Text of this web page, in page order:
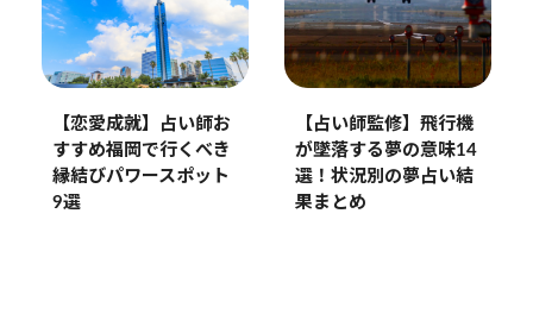
【恋愛成就】占い師お
すすめ福岡で行くべき
縁結びパワースポット
9選
【占い師監修】飛行機
が墜落する夢の意味14
選！状況別の夢占い結
果まとめ